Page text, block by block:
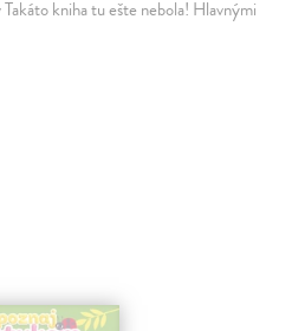
kniha tu ešte nebola! Hlavnými